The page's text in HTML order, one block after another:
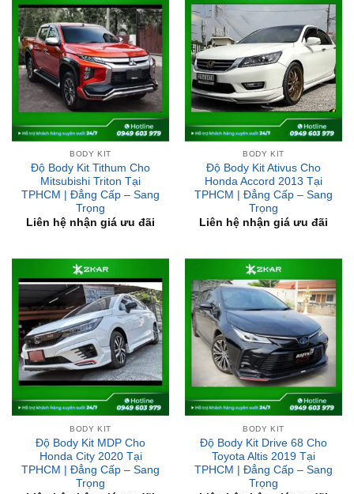
BODY KIT
Độ Body Kit Tithum Cho
Mitsubishi Triton Tại
TPHCM | Đẳng Cấp – Sang
Trọng
Liên hệ nhận giá ưu đãi
BODY KIT
Độ Body Kit Ativus Cho
Honda Accord 2013 Tại
TPHCM | Đẳng Cấp – Sang
Trọng
Liên hệ nhận giá ưu đãi
BODY KIT
Độ Body Kit MDP Cho
Honda City 2020 Tại
TPHCM | Đẳng Cấp – Sang
Trọng
Liên hệ nhận giá ưu đãi
BODY KIT
Độ Body Kit Drive 68 Cho
Toyota Altis 2019 Tại
TPHCM | Đẳng Cấp – Sang
Trọng
Liên hệ nhận giá ưu đãi